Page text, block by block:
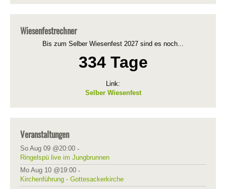
Wiesenfestrechner
Bis zum Selber Wiesenfest 2027 sind es noch...
334 Tage
Link:
Selber Wiesenfest
Veranstaltungen
So Aug 09 @20:00 -
Ringelspü live im Jungbrunnen
Mo Aug 10 @19:00 -
Kirchenführung - Gottesackerkirche